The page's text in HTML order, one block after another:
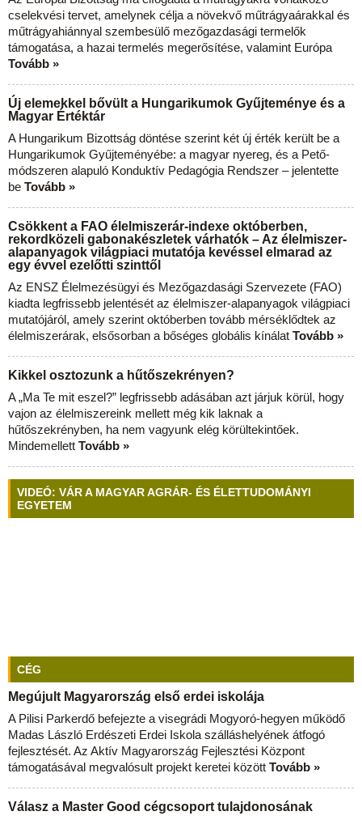
cselekvési tervet, amelynek célja a növekvő műtrágyaárakkal és
műtrágyahiánnyal szembesülő mezőgazdasági termelők
támogatása, a hazai termelés megerősítése, valamint Európa
Tovább »
Új elemekkel bővült a Hungarikumok Gyűjteménye és a
Magyar Értéktár
A Hungarikum Bizottság döntése szerint két új érték került be a
Hungarikumok Gyűjteményébe: a magyar nyereg, és a Pető-
módszeren alapuló Konduktív Pedagógia Rendszer – jelentette
be Tovább »
Csökkent a FAO élelmiszerár-indexe októberben,
rekordközeli gabonakészletek várhatók – Az élelmiszer-
alapanyagok világpiaci mutatója kevéssel elmarad az
egy évvel ezelőtti szinttől
Az ENSZ Élelmezésügyi és Mezőgazdasági Szervezete (FAO)
kiadta legfrissebb jelentését az élelmiszer-alapanyagok világpiaci
mutatójáról, amely szerint októberben tovább mérséklődtek az
élelmiszerárak, elsősorban a bőséges globális kínálat Tovább »
Kikkel osztozunk a hűtőszekrényen?
A „Ma Te mit eszel?” legfrissebb adásában azt járjuk körül, hogy
vajon az élelmiszereink mellett még kik laknak a
hűtőszekrényben, ha nem vagyunk elég körültekintőek.
Mindemellett Tovább »
VIDEÓ: VÁR A MAGYAR AGRÁR- ÉS ÉLETTUDOMÁNYI
EGYETEM
CÉG
Megújult Magyarország első erdei iskolája
A Pilisi Parkerdő befejezte a visegrádi Mogyoró-hegyen működő
Madas László Erdészeti Erdei Iskola szálláshelyének átfogó
fejlesztését. Az Aktív Magyarország Fejlesztési Központ
támogatásával megvalósult projekt keretei között Tovább »
Válasz a Master Good cégcsoport tulajdonosának